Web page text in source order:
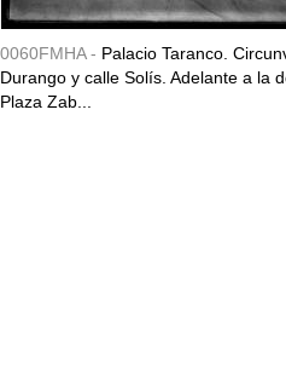
0060FMHA - Palacio Taranco.
Durango y calle Solís. Adelante a la
Plaza Zab...